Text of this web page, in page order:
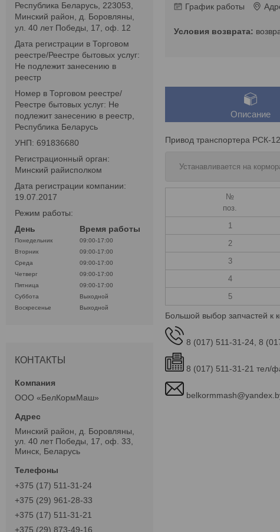
График работы
Описание
Привод транспортера РСК-
Устанавливается на
№
поз.
1
2
3
4
5
Большой выбор запчастей к
8 (017) 511-31-24, 8
8 (017) 511-31-21 тел/
Республика Беларусь, 223053,
Минский район, д. Боровляны,
ул. 40 лет Победы, 17, оф. 12
Дата регистрации в Торговом
реестре/Реестре бытовых услуг:
Не подлежит занесению в
реестр
Номер в Торговом реестре/
Реестре бытовых услуг: Не
подлежит занесению в реестр,
Республика Беларусь
УНП: 691836680
Регистрационный орган:
Минский райисполком
Дата регистрации компании:
19.07.2017
Режим работы:
День
Время работы
Понедельник
09:00-17:00
Вторник
09:00-17:00
Среда
09:00-17:00
Четверг
09:00-17:00
Пятница
09:00-17:00
Суббота
Выходной
Воскресенье
Выходной
КОНТАКТЫ
ООО «БелКормМаш»
Минский район, д. Боровляны,
ул. 40 лет Победы, 17, оф. 33,
Минск, Беларусь
+375 (17) 511-31-24
+375 (29) 961-28-33
+375 (17) 511-31-21
+375 (29) 873-49-16